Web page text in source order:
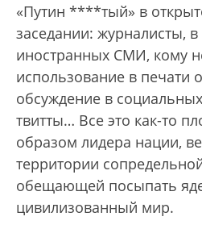
«Путин ****тый» в
заседании: журналисты,
иностранных СМИ, кому
использование в печати
обсуждение в социальных
твитты… Все это как-то
образом лидера нации,
территории
обещающей посыпать
цивилизованный мир.